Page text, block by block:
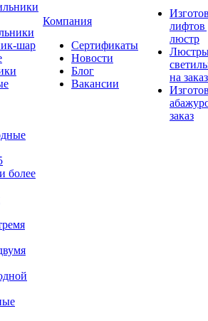
шар
более
Компания
Сертификаты
Новости
Блог
Вакансии
лифтов
люстр
на заказ
заказ